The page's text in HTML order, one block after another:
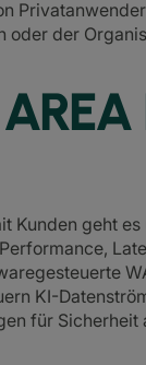
oder der
Kunden geht
KI-
für Sicherheit